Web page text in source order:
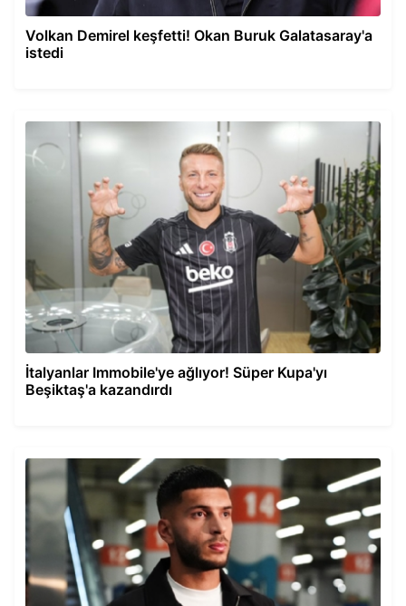
Volkan Demirel keşfetti! Okan Buruk Galatasaray'a
istedi
İtalyanlar Immobile'ye ağlıyor! Süper Kupa'yı
Beşiktaş'a kazandırdı